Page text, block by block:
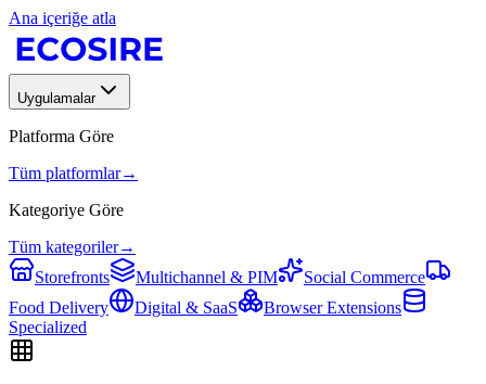
Ana içeriğe atla
Uygulamalar
Platforma Göre
Tüm platformlar→
Kategoriye Göre
Tüm kategoriler→
Storefronts
Multichannel & PIM
Social Commerce
Food Delivery
Digital & SaaS
Browser Extensions
Specialized